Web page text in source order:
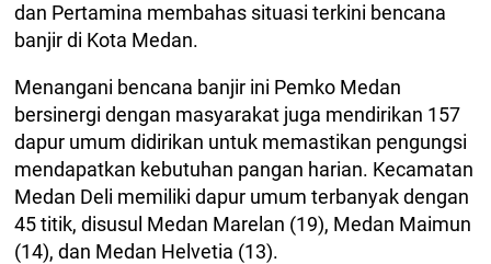
dan Pertamina membahas situasi terkini bencana
banjir di Kota Medan.
Menangani bencana banjir ini Pemko Medan
bersinergi dengan masyarakat juga mendirikan 157
dapur umum didirikan untuk memastikan pengungsi
mendapatkan kebutuhan pangan harian. Kecamatan
Medan Deli memiliki dapur umum terbanyak dengan
45 titik, disusul Medan Marelan (19), Medan Maimun
(14), dan Medan Helvetia (13).